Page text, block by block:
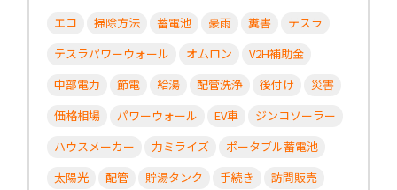
エコ 掃除方法 蓄電池 豪雨 糞害
テスラ
テスラパワーウォール
オムロン
V2H補助金
中部電力
節電 給湯 配管洗浄 後付け
災害
価格相場
パワーウォール EV車
ジンコソーラー
ハウスメーカー
力ミライズ
ポータブル蓄電池
太陽光
配管 貯湯タンク 手続き
訪問販売